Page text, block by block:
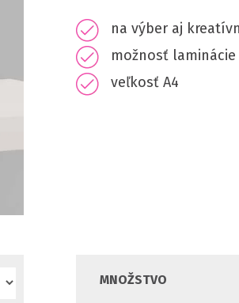
na výber aj
možnosť laminácie
veľkosť A4
MNOŽSTVO